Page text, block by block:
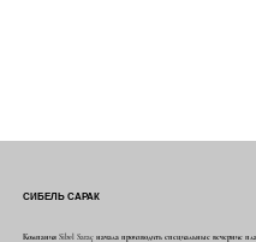
СИБЕЛЬ САРАК
Компания Sibel Saraç начала производить специальные вечерние